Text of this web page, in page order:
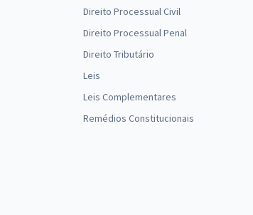
Direito Processual Civil
Direito Processual Penal
Direito Tributário
Leis
Leis Complementares
Remédios Constitucionais